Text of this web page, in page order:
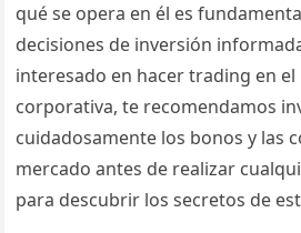
qué se opera en él es
decisiones de inversión
interesado en hacer trading en
corporativa, te recomendamos
cuidadosamente los bonos y las
mercado antes de realizar
para descubrir los secretos de